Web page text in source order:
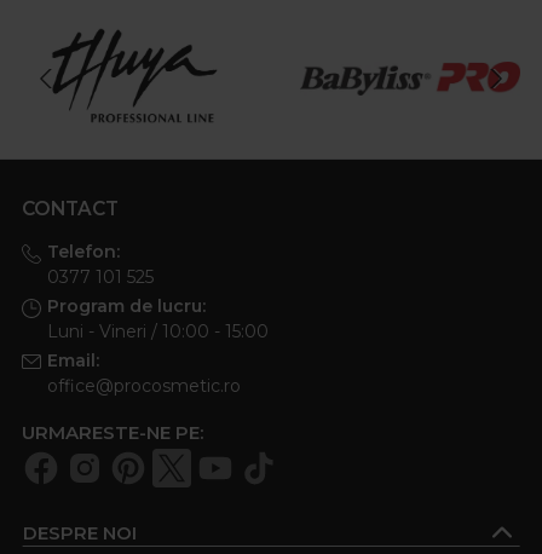
CONTACT
Telefon:
0377 101 525
Program de lucru:
Luni - Vineri / 10:00 - 15:00
Email:
office@procosmetic.ro
URMARESTE-NE PE:
DESPRE NOI